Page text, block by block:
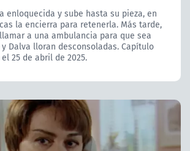
enloquecida y sube hasta su pieza, en
la encierra para retenerla. Más tarde,
a una ambulancia para que sea
Dalva lloran desconsoladas. Capítulo
25 de abril de 2025.